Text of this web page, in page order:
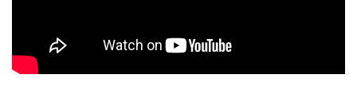
Mark Jans / Drums